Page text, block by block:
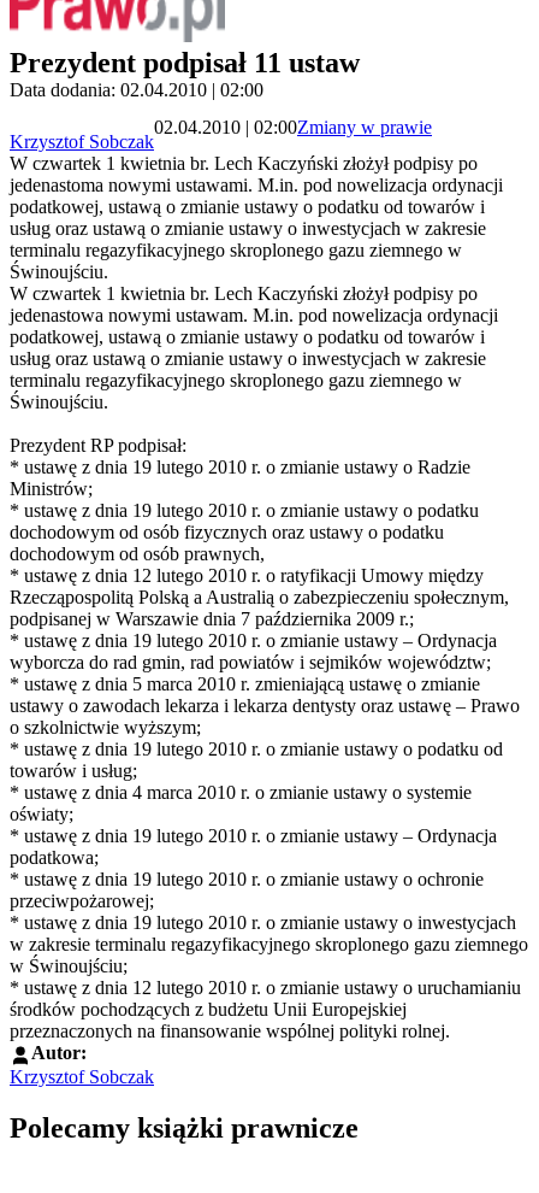
Prezydent podpisał 11 ustaw
Data dodania: 02.04.2010 | 02:00
Krzysztof Sobczak
02.04.2010 | 02:00Zmiany w prawie
W czwartek 1 kwietnia br. Lech Kaczyński złożył podpisy po
jedenastoma nowymi ustawami. M.in. pod nowelizacja ordynacji
podatkowej, ustawą o zmianie ustawy o podatku od towarów i
usług oraz ustawą o zmianie ustawy o inwestycjach w zakresie
terminalu regazyfikacyjnego skroplonego gazu ziemnego w
Świnoujściu.
W czwartek 1 kwietnia br. Lech Kaczyński złożył podpisy po
jedenastowa nowymi ustawam. M.in. pod nowelizacja ordynacji
podatkowej, ustawą o zmianie ustawy o podatku od towarów i
usług oraz ustawą o zmianie ustawy o inwestycjach w zakresie
terminalu regazyfikacyjnego skroplonego gazu ziemnego w
Świnoujściu.
Prezydent RP podpisał:
* ustawę z dnia 19 lutego 2010 r. o zmianie ustawy o Radzie
Ministrów;
* ustawę z dnia 19 lutego 2010 r. o zmianie ustawy o podatku
dochodowym od osób fizycznych oraz ustawy o podatku
dochodowym od osób prawnych,
* ustawę z dnia 12 lutego 2010 r. o ratyfikacji Umowy między
Rzecząpospolitą Polską a Australią o zabezpieczeniu społecznym,
podpisanej w Warszawie dnia 7 października 2009 r.;
* ustawę z dnia 19 lutego 2010 r. o zmianie ustawy – Ordynacja
wyborcza do rad gmin, rad powiatów i sejmików województw;
* ustawę z dnia 5 marca 2010 r. zmieniającą ustawę o zmianie
ustawy o zawodach lekarza i lekarza dentysty oraz ustawę – Prawo
o szkolnictwie wyższym;
* ustawę z dnia 19 lutego 2010 r. o zmianie ustawy o podatku od
towarów i usług;
* ustawę z dnia 4 marca 2010 r. o zmianie ustawy o systemie
oświaty;
* ustawę z dnia 19 lutego 2010 r. o zmianie ustawy – Ordynacja
podatkowa;
* ustawę z dnia 19 lutego 2010 r. o zmianie ustawy o ochronie
przeciwpożarowej;
* ustawę z dnia 19 lutego 2010 r. o zmianie ustawy o inwestycjach
w zakresie terminalu regazyfikacyjnego skroplonego gazu ziemnego
w Świnoujściu;
* ustawę z dnia 12 lutego 2010 r. o zmianie ustawy o uruchamianiu
środków pochodzących z budżetu Unii Europejskiej
przeznaczonych na finansowanie wspólnej polityki rolnej.
Autor:
Krzysztof Sobczak
Polecamy książki prawnicze